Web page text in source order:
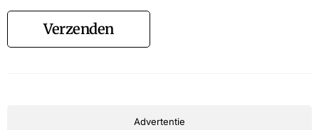
Verzenden
Advertentie